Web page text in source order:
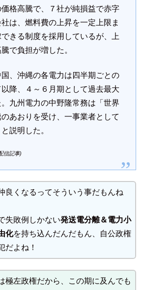
価格高騰で、７社が純損益で赤字
は、燃料費の上昇を一定上限ま
きる制度を採用しているが、上
で負担が増した。
、沖縄の各電力は四半期ごとの
降、４～６月期として過去最大
九州電力の中野隆常務は「世界
あおりを受け、一事業者として
説明した。
信記事)
良くなるってそういう事だもんね
失敗例しかない発送電分離＆電力小
化を持ち込んだんだもん、自公政権
だよね！
極左政権だから、この期に及んでも